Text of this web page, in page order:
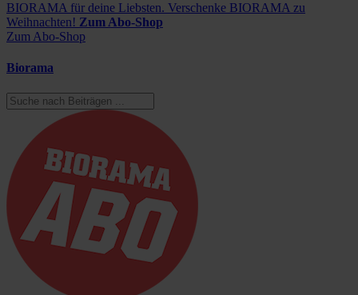
BIORAMA für deine Liebsten. Verschenke BIORAMA zu
Weihnachten! Zum Abo-Shop
Zum Abo-Shop
Biorama